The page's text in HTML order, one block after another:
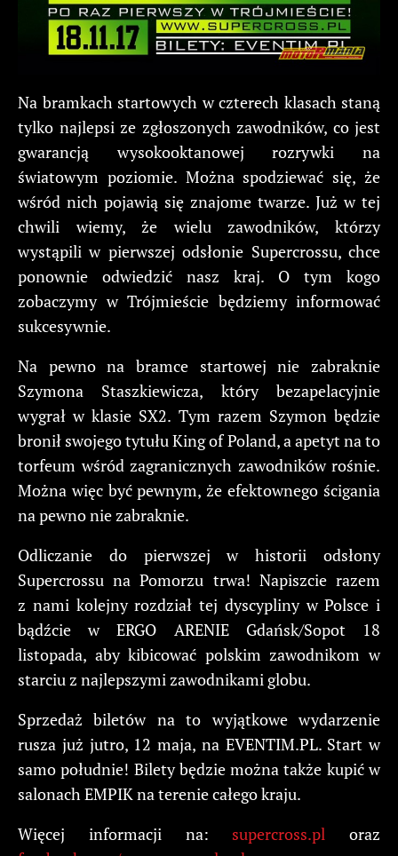
Na bramkach startowych w czterech klasach staną
tylko najlepsi ze zgłoszonych zawodników, co jest
gwarancją wysokooktanowej rozrywki na
światowym poziomie. Można spodziewać się, że
wśród nich pojawią się znajome twarze. Już w tej
chwili wiemy, że wielu zawodników, którzy
wystąpili w pierwszej odsłonie Supercrossu, chce
ponownie odwiedzić nasz kraj. O tym kogo
zobaczymy w Trójmieście będziemy informować
sukcesywnie.
Na pewno na bramce startowej nie zabraknie
Szymona Staszkiewicza, który bezapelacyjnie
wygrał w klasie SX2. Tym razem Szymon będzie
bronił swojego tytułu King of Poland, a apetyt na to
torfeum wśród zagranicznych zawodników rośnie.
Można więc być pewnym, że efektownego ścigania
na pewno nie zabraknie.
Odliczanie do pierwszej w historii odsłony
Supercrossu na Pomorzu trwa! Napiszcie razem
z nami kolejny rozdział tej dyscypliny w Polsce i
bądźcie w ERGO ARENIE Gdańsk/Sopot 18
listopada, aby kibicować polskim zawodnikom w
starciu z najlepszymi zawodnikami globu.
Sprzedaż biletów na to wyjątkowe wydarzenie
rusza już jutro, 12 maja, na EVENTIM.PL. Start w
samo południe! Bilety będzie można także kupić w
salonach EMPIK na terenie całego kraju.
Więcej informacji na: supercross.pl oraz